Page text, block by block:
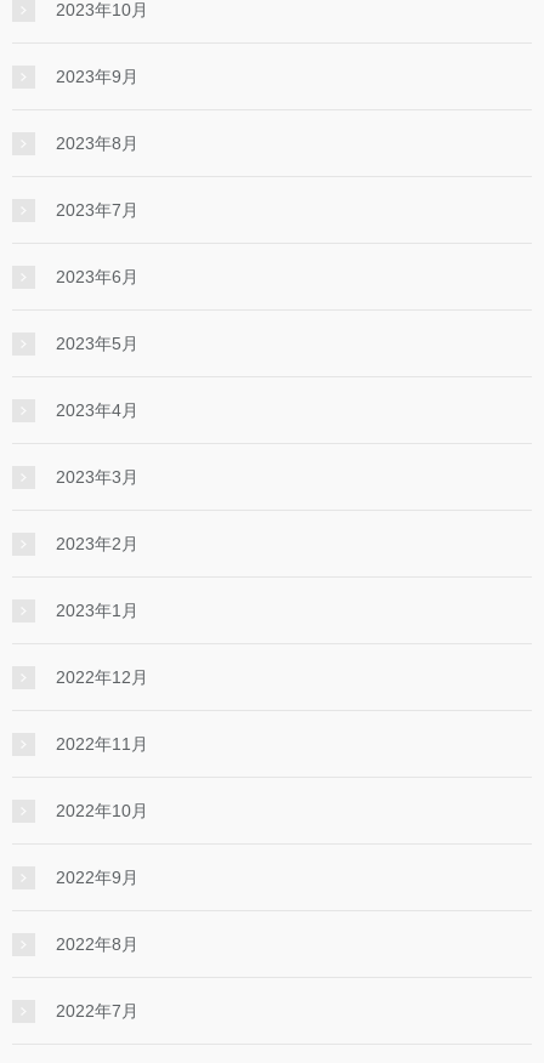
2023年10月
2023年9月
2023年8月
2023年7月
2023年6月
2023年5月
2023年4月
2023年3月
2023年2月
2023年1月
2022年12月
2022年11月
2022年10月
2022年9月
2022年8月
2022年7月